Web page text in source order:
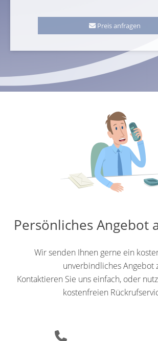
Preis anfragen
Persönliches Angebot
Wir senden Ihnen gerne ein
unverbindliches Angebot
Kontaktieren Sie uns einfach, oder
kostenfreien